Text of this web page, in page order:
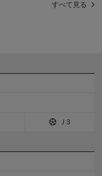
すべて見る
Ｊ3